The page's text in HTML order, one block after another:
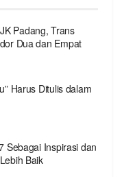
Padang, Trans
Dua dan Empat
Harus Ditulis dalam
Sebagai Inspirasi dan
Baik